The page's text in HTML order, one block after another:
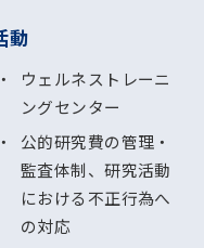
動
ウェルネストレーニ
ングセンター
公的研究費の管理・
監査体制、研究活動
における不正行為へ
の対応